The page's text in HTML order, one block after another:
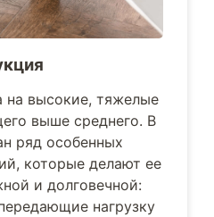
на высокие, тяжелые
выше среднего. В
ряд особенных
которые делают ее
и долговечной:
нагрузку